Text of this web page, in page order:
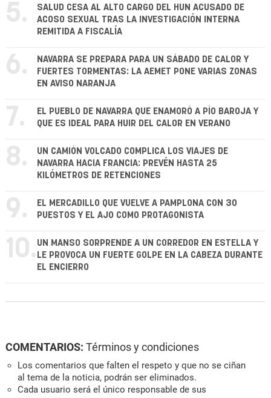
5.
SALUD CESA AL ALTO CARGO DEL HUN ACUSADO DE
ACOSO SEXUAL TRAS LA INVESTIGACIÓN INTERNA
REMITIDA A FISCALÍA
6.
NAVARRA SE PREPARA PARA UN SÁBADO DE CALOR Y
FUERTES TORMENTAS: LA AEMET PONE VARIAS ZONAS
EN AVISO NARANJA
7.
EL PUEBLO DE NAVARRA QUE ENAMORÓ A PÍO BAROJA Y
QUE ES IDEAL PARA HUIR DEL CALOR EN VERANO
8.
UN CAMIÓN VOLCADO COMPLICA LOS VIAJES DE
NAVARRA HACIA FRANCIA: PREVÉN HASTA 25
KILÓMETROS DE RETENCIONES
9.
EL MERCADILLO QUE VUELVE A PAMPLONA CON 30
PUESTOS Y EL AJO COMO PROTAGONISTA
10. UN MANSO SORPRENDE A UN CORREDOR EN ESTELLA Y
LE PROVOCA UN FUERTE GOLPE EN LA CABEZA DURANTE
EL ENCIERRO
COMENTARIOS: Términos y condiciones
Los comentarios que falten el respeto y que no se ciñan
al tema de la noticia, podrán ser eliminados.
Cada usuario será el único responsable de sus